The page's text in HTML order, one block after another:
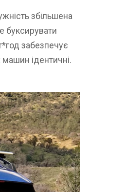
збільшена
буксирувати
забезпечує
машин ідентичні.